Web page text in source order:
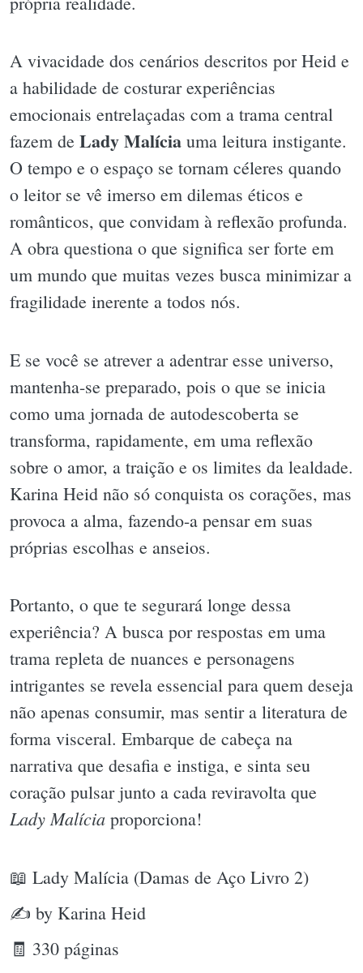
A vivacidade dos cenários descritos por Heid e
a habilidade de costurar experiências
emocionais entrelaçadas com a trama central
fazem de Lady Malícia uma leitura instigante.
O tempo e o espaço se tornam céleres quando
o leitor se vê imerso em dilemas éticos e
românticos, que convidam à reflexão profunda.
A obra questiona o que significa ser forte em
um mundo que muitas vezes busca minimizar a
fragilidade inerente a todos nós.
E se você se atrever a adentrar esse universo,
mantenha-se preparado, pois o que se inicia
como uma jornada de autodescoberta se
transforma, rapidamente, em uma reflexão
sobre o amor, a traição e os limites da lealdade.
Karina Heid não só conquista os corações, mas
provoca a alma, fazendo-a pensar em suas
próprias escolhas e anseios.
Portanto, o que te segurará longe dessa
experiência? A busca por respostas em uma
trama repleta de nuances e personagens
intrigantes se revela essencial para quem deseja
não apenas consumir, mas sentir a literatura de
forma visceral. Embarque de cabeça na
narrativa que desafia e instiga, e sinta seu
coração pulsar junto a cada reviravolta que
Lady Malícia proporciona!
📖 Lady Malícia (Damas de Aço Livro 2)
✍ by Karina Heid
🧾 330 páginas